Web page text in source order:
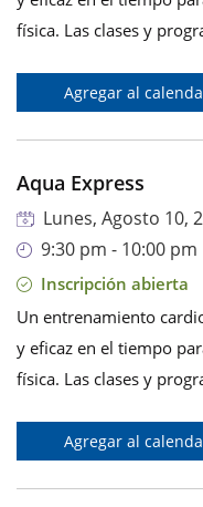
física. Las clases y
Agregar al
Aqua Express
Lunes, Agosto 10,
9:30 pm - 10:00 pm
Inscripción abierta
Un entrenamiento
y eficaz en el tiempo
física. Las clases y
Agregar al